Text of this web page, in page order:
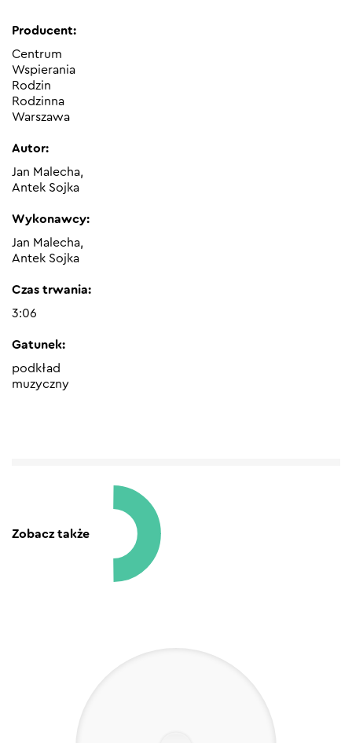
Producent:
Centrum
Wspierania
Rodzin
Rodzinna
Warszawa
Autor:
Jan Malecha,
Antek Sojka
Wykonawcy:
Jan Malecha,
Antek Sojka
Czas trwania:
3:06
Gatunek:
podkład
muzyczny
Zobacz także